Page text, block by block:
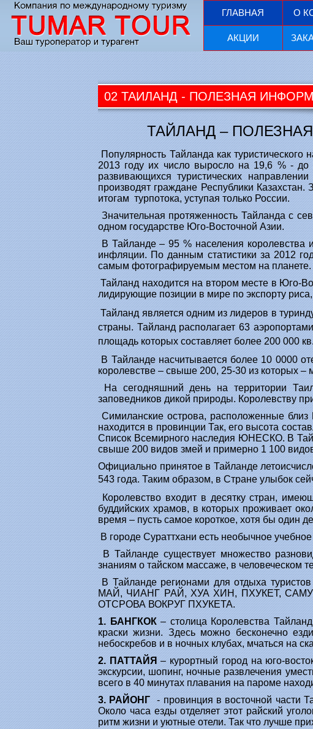
ГЛАВНАЯ О
АКЦИИ
02 ТАИЛАНД - ПОЛЕЗНАЯ
ТАЙЛАНД –
Популярность Тайланда как
2013 году их число выросло на 19,6 % - до
развивающихся туристических
производят граждане Республики
итогам турпотока, уступая только России.
Значительная протяженность Тайланда с
одном государстве Юго-Восточной Азии.
В Тайланде – 95 % населения
инфляции. По данным статистики за 2012
самым фотографируемым местом на планете.
Тайланд находится на втором месте в Юго-
лидирующие позиции в мире по экспорту
Тайланд является одним из лидеров в
страны. Тайланд располагает 63
площадь которых составляет более 200 000
В Тайланде насчитывается более 10 0000
королевстве – свыше 200, 25-30 из которых –
На сегодняшний день на территории
заповедников дикой природы. Королевству
Симиланские острова, расположенные
находится в провинции Так, его высота
Список Всемирного наследия ЮНЕСКО. В
свыше 200 видов змей и примерно 1 100
Официально принятое в Тайланде
543 года. Таким образом, в Стране улыбок
Королевство входит в десятку стран,
буддийских храмов, в которых проживает
время – пусть самое короткое, хотя бы один
В городе Сураттхани есть необычное
В Тайланде существует множество
знаниям о тайском массаже, в человеческом
В Тайланде регионами для отдыха
МАЙ, ЧИАНГ РАЙ, ХУА ХИН, ПХУКЕТ,
ОТСРОВА ВОКРУГ ПХУКЕТА.
1. БАНГКОК– столица Королевства
краски жизни. Здесь можно бесконечно
небоскребов и в ночных клубах, мчаться на
2. ПАТТАЙЯ – курортный город на юго-
экскурсии, шопинг, ночные развлечения
всего в 40 минутах плавания на пароме
3. РАЙОНГ - провинция в восточной части
Около часа езды отделяет этот райский
ритм жизни и уютные отели. Так что лучше